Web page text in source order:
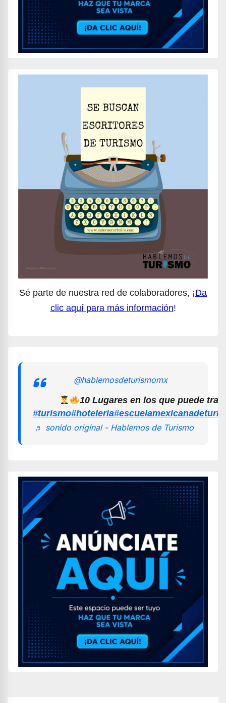
Sé parte de nuestra red de colaboradores, ¡Da
clic aquí para más información!
@hablemosdeturismomx
10 Lugares en los que puede
#turismo#hoteleria
♬ sonido original - Hablemos de Turismo